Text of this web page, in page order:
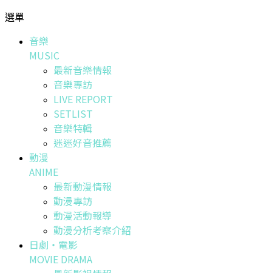
選單
音樂
MUSIC
最新音樂情報
音樂專訪
LIVE REPORT
SETLIST
音樂特輯
迷迷好音推薦
動漫
ANIME
最新動漫情報
動漫專訪
動漫活動報導
動漫分析考察介紹
日劇・電影
MOVIE DRAMA